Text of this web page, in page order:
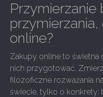
Przymierzanie
online?
Zakupy online to świetna
nich przygotować.
filozoficzne rozważania
świecie, tylko o konkrety: